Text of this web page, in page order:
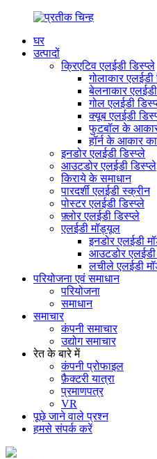
घर
उत्पादों
क्रिएटिव एलईडी डिस्प्ले
गोलाकार एलईडी
बेलनाकार
गोल एलईडी
क्यूब एलईडी
फुटबॉल के आकार
हॉर्न के आकार
इनडोर एलईडी डिस्प्ले
आउटडोर एलईडी डिस्प्ले
किराये के समाधान
पारदर्शी एलईडी स्क्रीन
पोस्टर एलईडी डिस्प्ले
फ़्लोर एलईडी डिस्प्ले
एलईडी मॉड्यूल
इनडोर एलईडी
आउटडोर
लचीले एलईडी
परियोजना एवं समाधान
परियोजना
समाधान
समाचार
कंपनी समाचार
उद्योग समाचार
रेत के बारे में
कंपनी प्रोफाइल
फ़ैक्टरी यात्रा
प्रमाणपत्र
VR
पूछे जाने वाले प्रश्न
हमसे संपर्क करें